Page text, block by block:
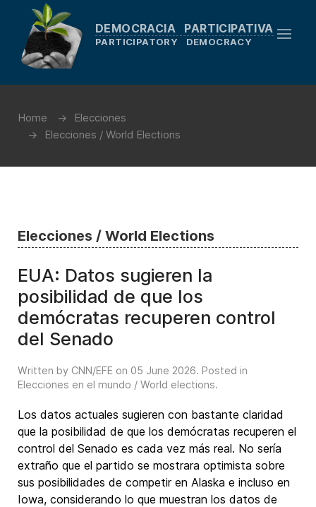
DEMOCRACIA PARTICIPATIVA
PARTICIPATORY DEMOCRACY
Home
Elecciones
Elecciones / World Elections
Elecciones / World Elections
EUA: Datos sugieren la
posibilidad de que los
demócratas recuperen control
del Senado
Written by CNN/EFE on 05 June 2026. Posted in
Elecciones en el mundo / World elections.
Los datos actuales sugieren con bastante claridad
que la posibilidad de que los demócratas recuperen el
control del Senado es cada vez más real. No sería
extraño que el partido se mostrara optimista sobre
sus posibilidades de competir en Alaska e incluso en
Iowa, considerando lo que muestran los datos de